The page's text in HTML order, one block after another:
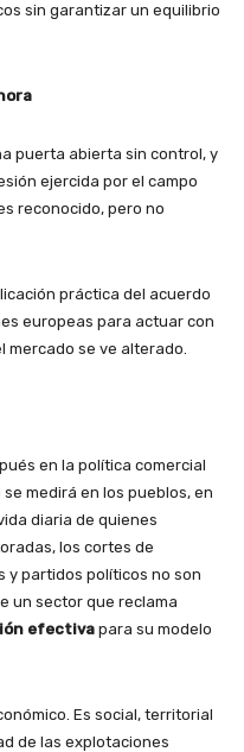
sin garantizar un equilibrio
puerta abierta sin control, y
ejercida por el campo
reconocido, pero no
práctica del acuerdo
europeas para actuar con
mercado se ve alterado.
en la política comercial
medirá en los pueblos, en
diaria de quienes
los cortes de
y partidos políticos no son
un sector que reclama
efectiva para su modelo
Es social, territorial
de las explotaciones